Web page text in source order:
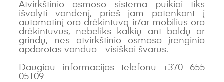
Atvirkštinio osmoso sistema puikiai tiks
išvalyti vandenį, prieš jam patenkant į
automatinį oro drėkintuvą ir/ar mobilius oro
drėkintuvus, nebeliks kalkių ant baldų ar
grindų, nes atvirkštinio osmoso įrenginio
apdorotas vanduo - visiškai švarus.
Daugiau informacijos telefonu +370 655
05109